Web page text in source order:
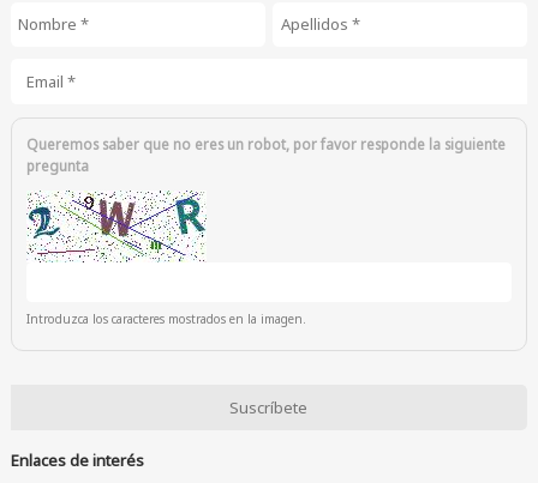
Nombre
Apellidos
Queremos saber que no eres un robot, por favor responde la siguiente
pregunta
Introduzca los caracteres mostrados en la imagen.
Enlaces de interés